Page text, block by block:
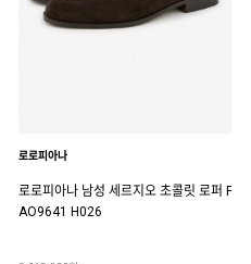
로로피아나
로로피아나 남성 세르지오 초콜릿 로퍼 F
AO9641 H026